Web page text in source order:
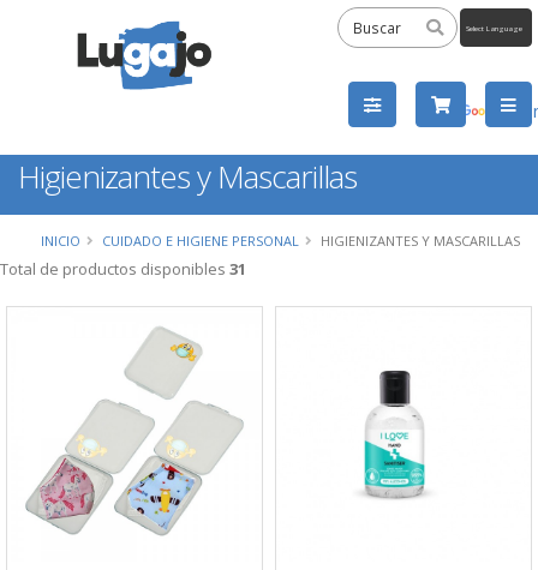
by
Higienizantes y Mascarillas
INICIO CUIDADO E HIGIENE PERSONAL HIGIENIZANTES Y MASCARILLAS
Total de productos disponibles 31